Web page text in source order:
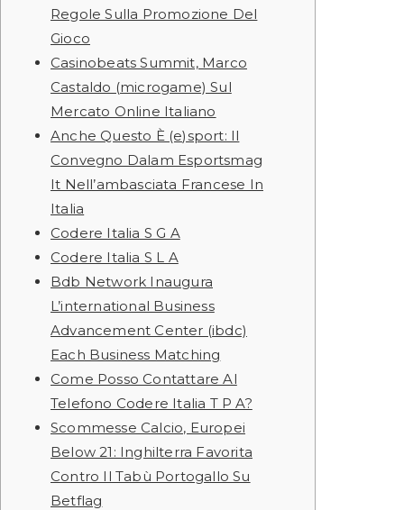
Regole Sulla Promozione Del
Gioco
Casinobeats Summit, Marco
Castaldo (microgame) Sul
Mercato Online Italiano
Anche Questo È (e)sport: Il
Convegno Dalam Esportsmag
It Nell’ambasciata Francese In
Italia
Codere Italia S G A
Codere Italia S L A
Bdb Network Inaugura
L’international Business
Advancement Center (ibdc)
Each Business Matching
Come Posso Contattare Al
Telefono Codere Italia T P A?
Scommesse Calcio, Europei
Below 21: Inghilterra Favorita
Contro Il Tabù Portogallo Su
Betflag